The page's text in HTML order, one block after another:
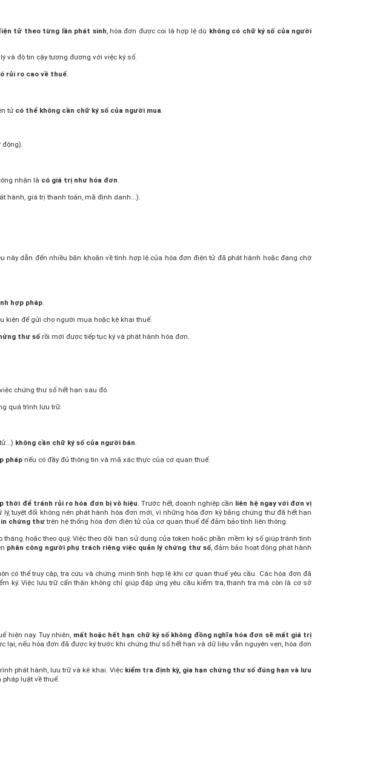
tử theo từng lần phát sinh, hóa đơn được coi là hợp lệ dù không có chữ ký số của người
và độ tin cậy tương đương với việc ký số.
rủi ro cao về thuế.
tử có thể không cần chữ ký số của người mua
nhận là có giá trị như hóa đơn.
hành, giá trị thanh toán, mã định danh...).
này dẫn đến nhiều băn khoăn về tính hợp lệ của hóa đơn điện tử đã phát hành hoặc đang chờ
hợp pháp.
kiện để gửi cho người mua hoặc kê khai thuế.
thư sốrồi mới được tiếp tục ký và phát hành hóa đơn.
chứng thư số hết hạn sau đó.
quá trình lưu trữ.
không cần chữ ký số của người bán.
phápnếu có đầy đủ thông tin và mã xác thực của cơ quan thuế.
thời để tránh rủi ro hóa đơn bị vô hiệu . Trước hết, doanh nghiệp cần liên hệ ngay với đơn vị
tuyệt đối không nên phát hành hóa đơn mới, vì những hóa đơn ký bằng chứng thư đã hết hạn
chứng thưtrên hệ thống hóa đơn điện tử của cơ quan thuế để đảm bảo tính liên thông.
tháng hoặc theo quý. Việc theo dõi hạn sử dụng của token hoặc phần mềm ký số giúp tránh tình
phân công người phụ trách riêng việc quản lý chứng thư số, đảm bảo hoạt động phát hành
có thể truy cập, tra cứu và chứng minh tính hợp lệ khi cơ quan thuế yêu cầu. Các hóa đơn đã
ký. Việc lưu trữ cẩn thận không chỉ giúp đáp ứng yêu cầu kiểm tra, thanh tra mà còn là cơ sở
hiện nay. Tuy nhiên, mất hoặc hết hạn chữ ký số không đồng nghĩa hóa đơn sẽ mất giá trị
nếu hóa đơn đã được ký trước khi chứng thư số hết hạn và dữ liệu vẫn nguyên vẹn, hóa đơn
phát hành, lưu trữ và kê khai. Việc kiểm tra định kỳ, gia hạn chứng thư số đúng hạn và lưu
luật về thuế.